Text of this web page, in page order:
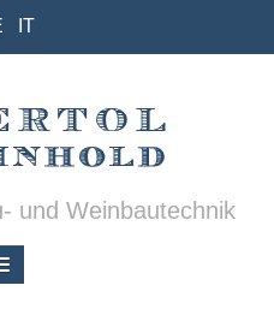
IT
und Weinbautechnik